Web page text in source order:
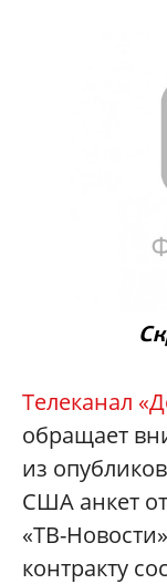
С
Телеканал
обращает
из
США анкет
«ТВ-
контракту